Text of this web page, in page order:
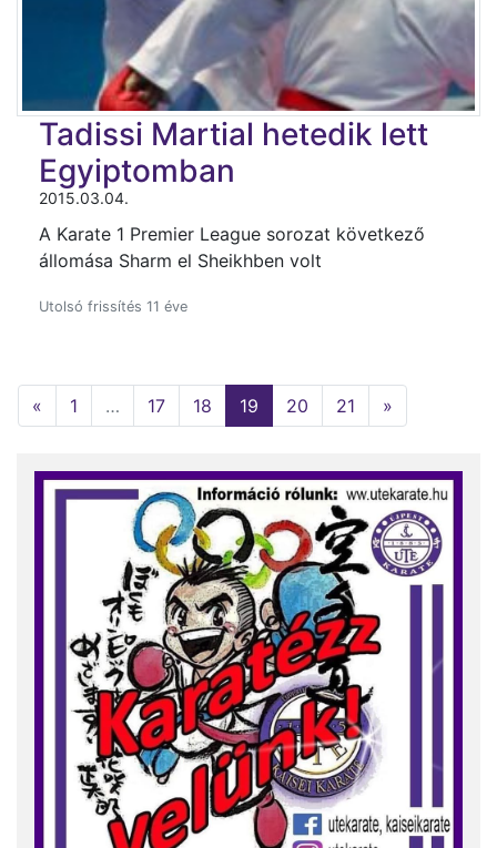
Tadissi Martial hetedik lett
Egyiptomban
2015.03.04.
A Karate 1 Premier League sorozat következő
állomása Sharm el Sheikhben volt
Utolsó frissítés 11 éve
« 1 … 17 18 19 (current)
20 21 »